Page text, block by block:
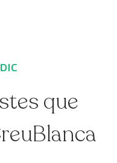
que